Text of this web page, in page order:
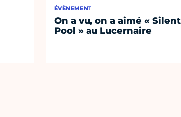
ÉVÈNEMENT
On a vu, on a aimé « Silent
Pool » au Lucernaire